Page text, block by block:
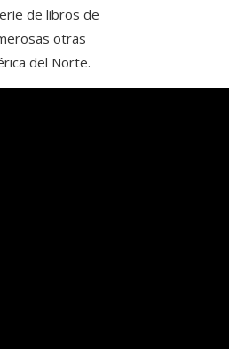
de libros de
otras
del Norte.